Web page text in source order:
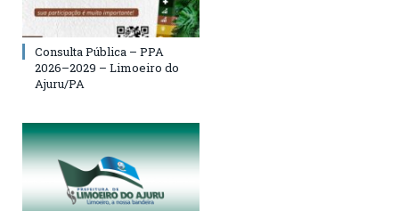
Consulta Pública – PPA
2026–2029 – Limoeiro do
Ajuru/PA